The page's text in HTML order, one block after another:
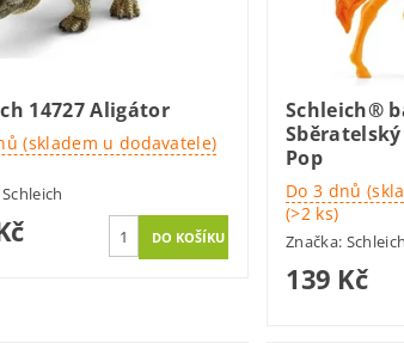
14727 Aligátor
(skladem u dodavatele)
Schleich
Schleich®
Pop
Do 3 dnů
(>2 ks)
Značka: Schleich
139 Kč